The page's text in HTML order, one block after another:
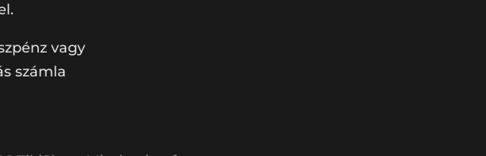
vagy
számla